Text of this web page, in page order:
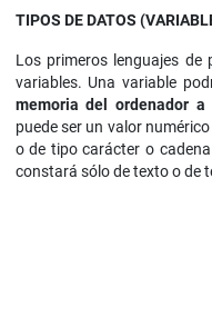
TIPOS DE DATOS
Los primeros lenguajes
variables. Una variable
memoria del ordenador
puede ser un valor
o de tipo carácter o
constará sólo de texto o de